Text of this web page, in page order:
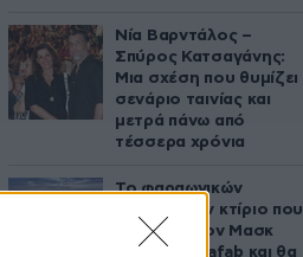
Νία Βαρντάλος –
Σπύρος Κατσαγάνης:
Μια σχέση που θυμίζει
σενάριο ταινίας και
μετρά πάνω από
τέσσερα χρόνια
Το φαραωνικών
διαστάσεων κτίριο που
χτίζει ο Έλον Μασκ
λέγεται Terafab και θα